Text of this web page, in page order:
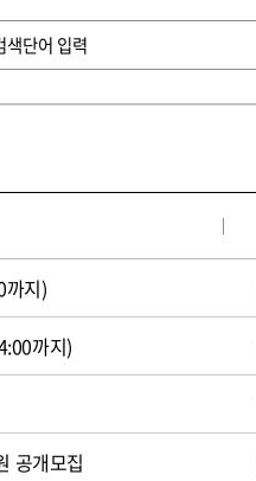
까지)
까지)
공개모집